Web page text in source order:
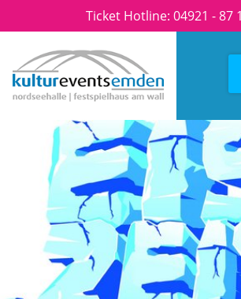
Ticket Hotline: 04921 - 87